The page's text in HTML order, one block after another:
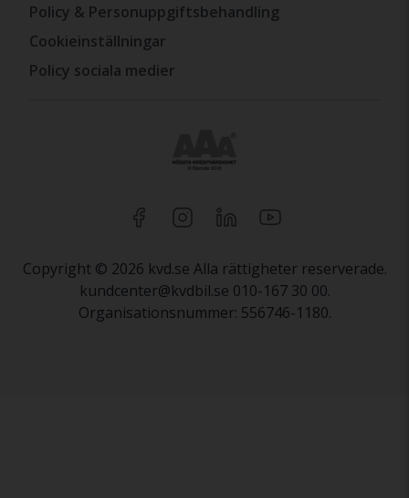
Policy & Personuppgiftsbehandling
Cookieinställningar
Policy sociala medier
Copyright © 2026 kvd.se Alla rättigheter reserverade.
kundcenter@kvdbil.se 010-167 30 00.
Organisationsnummer: 556746-1180.